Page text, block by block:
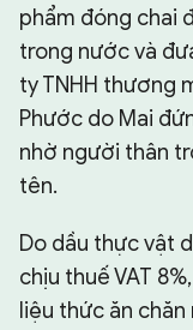
phẩm đóng chai
trong nước và
ty TNHH thương
Phước do Mai
nhờ người thân
tên.
Do dầu thực vật
chịu thuế VAT
liệu thức ăn